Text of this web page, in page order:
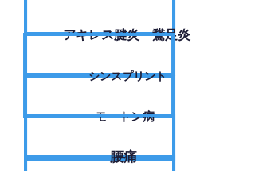
アキレス腱炎・鵞足炎
シンスプリント
モートン病
腰痛